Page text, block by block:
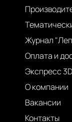
Журнал
Оплата и
Экспресс
О компании
Вакансии
Контакты